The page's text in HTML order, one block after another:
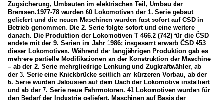
Zugsicherung, Umbauten im elektrischen Teil, Umbau der
Bremsen.1977-78 wurden 60 Lokomotiven der 1. Serie gebaut
geliefert und die neuen Maschinen wurden fast sofort auf CSD in
Betrieb genommen. Die 2. Serie folgte sofort und eine weitere
danach. Die Produktion der Lokomotiven T 466.2 (742) für die ČSD
endete mit der 9. Serien im Jahr 1986; insgesamt erwarb ČSD 453
dieser Lokomotiven. Während der langjährigen Produktion gab es
mehrere partielle Modifikationen an der Konstruktion der Maschine
– ab der 2. Serie mehrgliedrige Lenkung und Zugkraftwähler, ab
der 3. Serie eine Knickbrücke seitlich am kürzeren Vorbau, ab der
6. Serie wurden Jalousien auf dem Dach der Lokomotive installiert
und ab der 7. Serie neue Fahrmotoren. 41 Lokomotiven wurden für
den Bedarf der Industrie geliefert, Maschinen auf Basis der